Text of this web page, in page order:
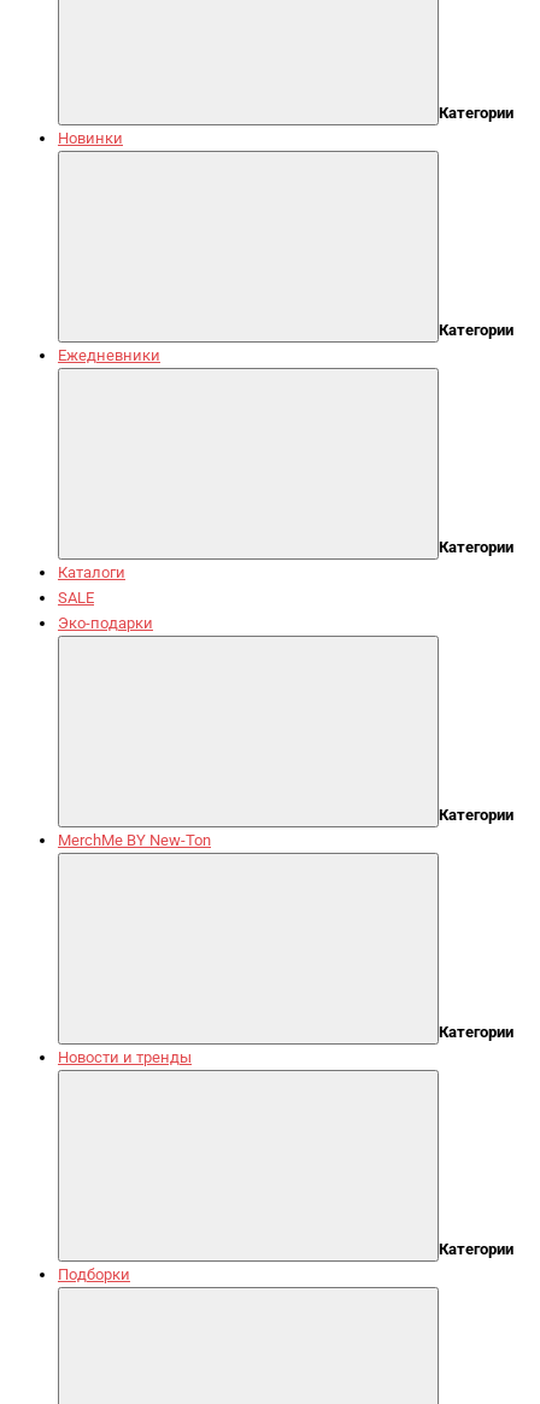
Категории
Новинки
Категории
Ежедневники
Категории
Каталоги
SALE
Эко-подарки
Категории
MerchMe BY New-Ton
Категории
Новости и тренды
Категории
Подборки